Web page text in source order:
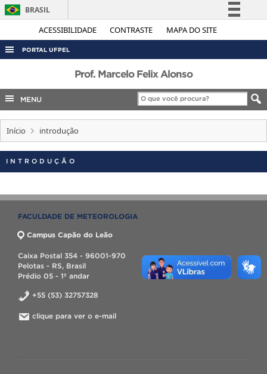
ACESSIBILIDADE CONTRASTE MAPA DO SITE
BRASIL
Simplifique!
Legislação
Canais
PORTAL UFPEL
ACESSO À INFORMAÇÃO
AUDITORIA
COBALTO
CONCURSOS
EDITAIS
INTERNACIONAL
TELEFONES
Prof. Marcelo Felix Alonso
MENU
Início introdução
INTRODUÇÃO
FACULDADE DE METEOROLOGIA
Campus Capão do Leão
Caixa Postal 354 - 96001-970
Pelotas - RS, Brasil
Prédio 05 - 1º andar
+55 (53) 32757328
clique para ver o e-mail